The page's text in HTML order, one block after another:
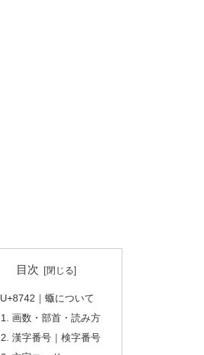
目次
U+8742｜蝂について
画数・部首・読み方
漢字番号｜検字番号